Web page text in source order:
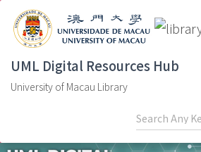
UML Digital Resources Hub
University of Macau Library